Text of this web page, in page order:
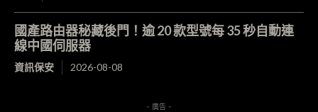
國產路由器秘藏後門！逾 20 款型號每 35 秒自動連
線中國伺服器
資訊保安 2026-08-08
- 廣告 -